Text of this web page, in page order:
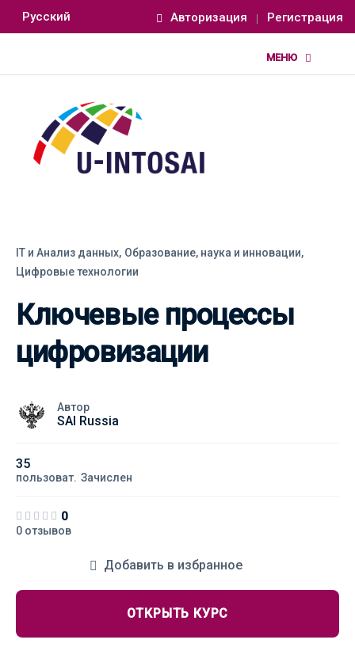
Русский Авторизация Регистрация
IT и Анализ данных, Образование, наука и инновации,
Цифровые технологии
Ключевые процессы
цифровизации
Автор
SAI Russia
35
пользоват. Зачислен
0
0 отзывов
Добавить в избранное
ОТКРЫТЬ КУРС